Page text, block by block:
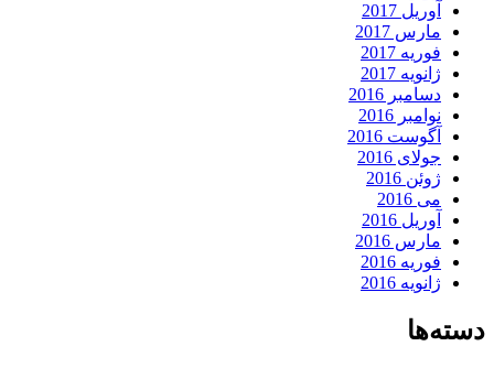
آوریل 2017
مارس 2017
فوریه 2017
ژانویه 2017
دسامبر 2016
نوامبر 2016
آگوست 2016
جولای 2016
ژوئن 2016
می 2016
آوریل 2016
مارس 2016
فوریه 2016
ژانویه 2016
دسته‌ها